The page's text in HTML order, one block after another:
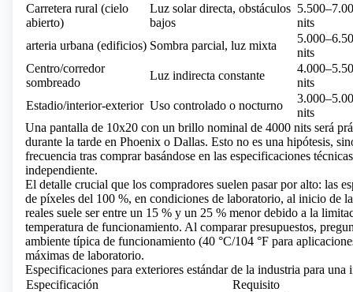
Carretera rural (cielo
abierto)
Luz solar directa, obstáculos
bajos
nits
arteria urbana (edificios) Sombra parcial, luz mixta
nits
Centro/corredor
sombreado
Luz indirecta constante
nits
Estadio/interior-exterior Uso controlado o nocturno
nits
Una pantalla de 10x20 con un brillo nominal de 4000 nits será
durante la tarde en Phoenix o Dallas. Esto no es una hipótesis,
frecuencia tras comprar basándose en las especificaciones
independiente.
El detalle crucial que los compradores suelen pasar por alto: las
de píxeles del 100 %, en condiciones de laboratorio, al inicio de
reales suele ser entre un 15 % y un 25 % menor debido a la
temperatura de funcionamiento. Al comparar presupuestos,
ambiente típica de funcionamiento (40 °C/104 °F para
máximas de laboratorio.
Especificaciones para exteriores estándar de la industria para una
Especificación
Requisito